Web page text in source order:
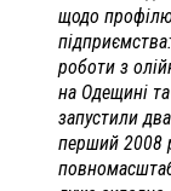
щодо профілю
роботи з
на Одещині
запустили
перший 2008